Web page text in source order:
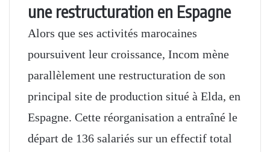
une restructuration en Espagne
Alors que ses activités marocaines
poursuivent leur croissance, Incom mène
parallèlement une restructuration de son
principal site de production situé à Elda, en
Espagne. Cette réorganisation a entraîné le
départ de 136 salariés sur un effectif total